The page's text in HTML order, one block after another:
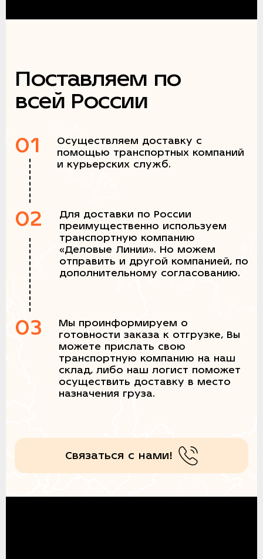
Поставляем по
всей России
01
Осуществляем доставку с
помощью транспортных компаний
и курьерских служб.
02
Для доставки по России
преимущественно используем
транспортную компанию
«Деловые Линии». Но можем
отправить и другой компанией, по
дополнительному согласованию.
03
Мы проинформируем о
готовности заказа к отгрузке, Вы
можете прислать свою
транспортную компанию на наш
склад, либо наш логист поможет
осуществить доставку в место
назначения груза.
Связаться с нами!